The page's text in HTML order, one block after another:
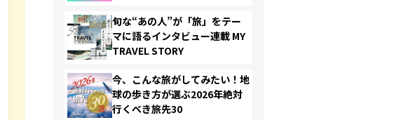
旬な“あの人”が「旅」をテー
マに語るインタビュー連載 MY
TRAVEL STORY
今、こんな旅がしてみたい！地
球の歩き方が選ぶ2026年絶対
行くべき旅先30